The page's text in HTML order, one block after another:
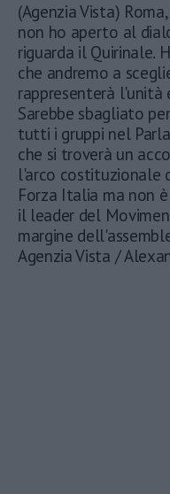
(Agenzia Vista)
non ho aperto al
riguarda il Quirinale.
che andremo a
rappresenterà l'unità
Sarebbe sbagliato
tutti i gruppi nel
che si troverà un
l'arco costituzionale
Forza Italia ma non
il leader del
margine
Agenzia Vista /